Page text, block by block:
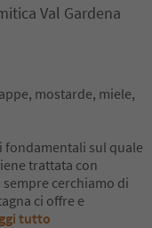
Val Gardena
mostarde, miele,
fondamentali sul quale
trattata con
cerchiamo di
ci offre e
tutto